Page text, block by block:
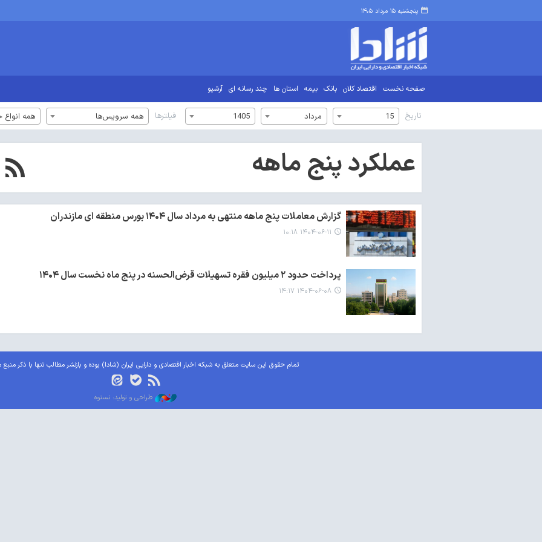
پنجشنبه ۱۵ مرداد ۱۴۰۵
صفحه نخست اقتصاد کلان بانک بیمه استان ها چند رسانه ای آرشیو
تاریخ 15 مرداد 1405 فیلترها همه سرویس‌ها همه انواع
عملکرد پنج ماهه
گزارش معاملات پنج ماهه منتهی به مرداد سال ۱۴۰۴ بورس منطقه ای مازندران
۱۴۰۴-۰۶-۱۱ ۱۰:۱۸
پرداخت حدود ۲ میلیون فقره تسهیلات قرض‌الحسنه در پنج ماه نخست سال ۱۴۰۴
۱۴۰۴-۰۶-۰۸ ۱۴:۱۷
تمام حقوق این سایت متعلق به شبکه اخبار اقتصادی و دارایی ایران (شادا) بوده و بازنشر مطالب تنها با ذکر
طراحی و تولید: نستوه